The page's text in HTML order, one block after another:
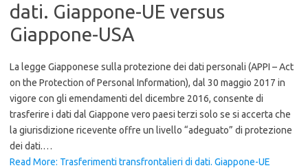
dati. Giappone-UE versus
Giappone-USA
La legge Giapponese sulla protezione dei dati personali (APPI – Act
on the Protection of Personal Information), dal 30 maggio 2017 in
vigore con gli emendamenti del dicembre 2016, consente di
trasferire i dati dal Giappone vero paesi terzi solo se si accerta che
la giurisdizione ricevente offre un livello “adeguato” di protezione
dei dati.…
Read More: Trasferimenti transfrontalieri di dati. Giappone-UE